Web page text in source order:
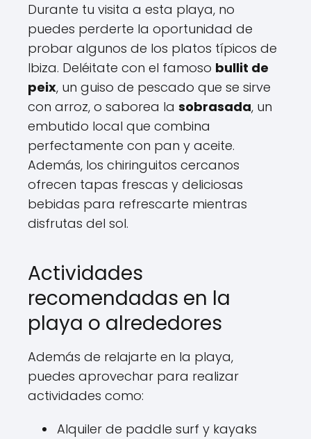
Durante tu visita a esta playa, no
puedes perderte la oportunidad de
probar algunos de los platos típicos de
Ibiza. Deléitate con el famoso bullit de
peix, un guiso de pescado que se sirve
con arroz, o saborea la sobrasada, un
embutido local que combina
perfectamente con pan y aceite.
Además, los chiringuitos cercanos
ofrecen tapas frescas y deliciosas
bebidas para refrescarte mientras
disfrutas del sol.
Actividades
recomendadas en la
playa o alrededores
Además de relajarte en la playa,
puedes aprovechar para realizar
actividades como:
Alquiler de paddle surf y kayaks